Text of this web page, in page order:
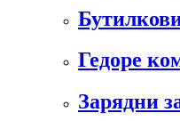
Гедоре
Зарядни